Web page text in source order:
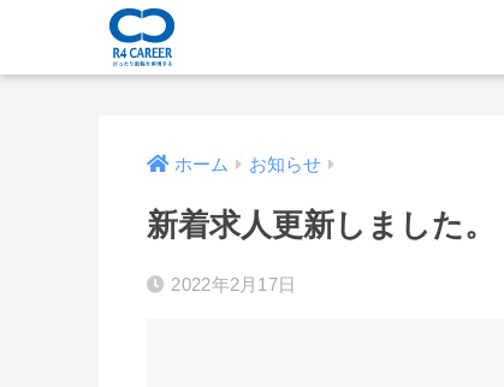
ホーム お知らせ
新着求人更新しました。
2022年2月17日